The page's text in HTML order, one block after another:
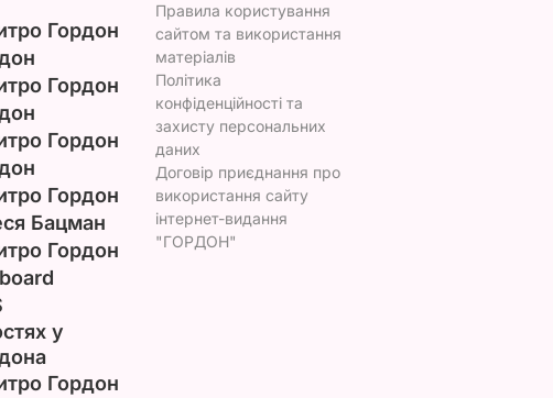
Гордон
Гордон
Гордон
Гордон
Бацман
Гордон
у
Гордон
Правила користування
сайтом та використання
матеріалів
Політика
конфіденційності та
захисту персональних
даних
Договір приєднання про
використання сайту
інтернет-видання
"ГОРДОН"